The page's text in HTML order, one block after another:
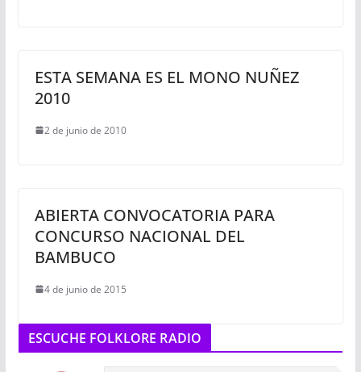
ESTA SEMANA ES EL MONO NUÑEZ
2010
2 de junio de 2010
ABIERTA CONVOCATORIA PARA
CONCURSO NACIONAL DEL
BAMBUCO
4 de junio de 2015
ESCUCHE FOLKLORE RADIO